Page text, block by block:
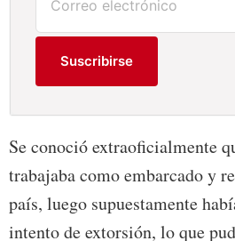
Suscribirse
Se conoció extraoficialmente
trabajaba como embarcado y
país, luego supuestamente
intento de extorsión, lo que